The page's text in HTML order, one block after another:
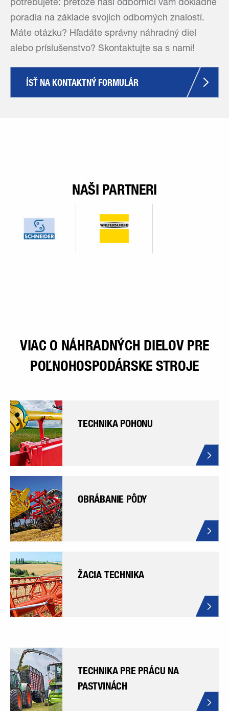
potrebujete: pretože naši odborníci vám dôkladne
poradia na základe svojich odborných znalostí.
Máte otázku? Hľadáte správny náhradný diel
alebo príslušenstvo? Skontaktujte sa s nami!
ÍSŤ NA KONTAKTNÝ FORMULÁR
NAŠI PARTNERI
VIAC O NÁHRADNÝCH DIELOV PRE
POĽNOHOSPODÁRSKE STROJE
TECHNIKA POHONU
OBRÁBANIE PÔDY
ŽACIA TECHNIKA
TECHNIKA PRE PRÁCU NA
PASTVINÁCH